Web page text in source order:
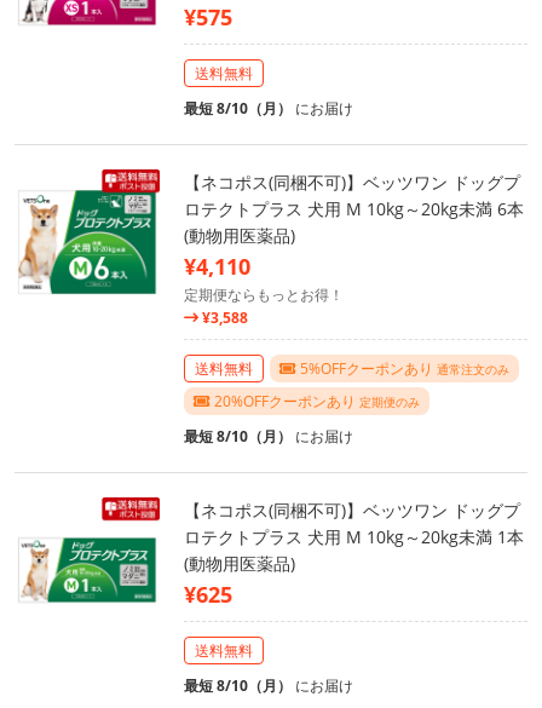
¥575
送料無料
最短 8/10（月） にお届け
【ネコポス(同梱不可)】ベッツワン ドッグプ
ロテクトプラス 犬用 M 10kg～20kg未満 6本
(動物用医薬品)
¥4,110
定期便ならもっとお得！
¥3,588
送料無料 5%OFFクーポンあり 通常注文のみ
20%OFFクーポンあり 定期便のみ
最短 8/10（月） にお届け
【ネコポス(同梱不可)】ベッツワン ドッグプ
ロテクトプラス 犬用 M 10kg～20kg未満 1本
(動物用医薬品)
¥625
送料無料
最短 8/10（月） にお届け